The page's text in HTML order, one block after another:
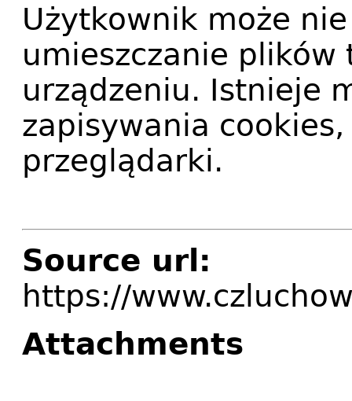
Użytkownik może
umieszczanie
urządzeniu. Istnieje
zapisywania
przeglądarki.
Source url:
https://
Attachments